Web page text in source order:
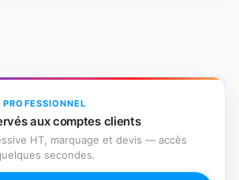
PROFESSIONNEL
aux comptes clients
HT, marquage et devis — accès
secondes.